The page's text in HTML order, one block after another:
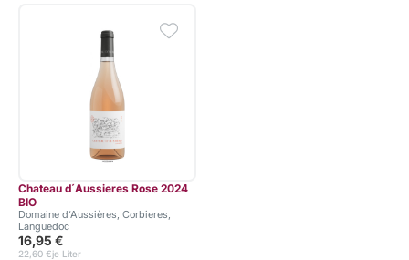
Chateau d´Aussieres Rose 2024
BIO
Domaine d‘Aussières, Corbieres,
Languedoc
16,95 €
je Liter
22,60 €